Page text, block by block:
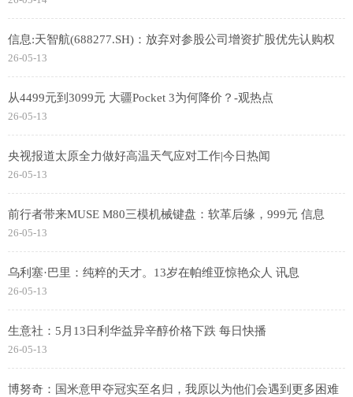
信息:天智航(688277.SH)：放弃对参股公司增资扩股优先认购权
26-05-13
从4499元到3099元 大疆Pocket 3为何降价？-观热点
26-05-13
央视报道太原全力做好高温天气应对工作|今日热闻
26-05-13
前行者带来MUSE M80三模机械键盘：软革后缘，999元 信息
26-05-13
乌利塞·巴里：纯粹的天才。13岁在帕维亚惊艳众人 讯息
26-05-13
生意社：5月13日利华益异辛醇价格下跌 每日快播
26-05-13
博努奇：国米意甲夺冠实至名归，我原以为他们会遇到更多困难